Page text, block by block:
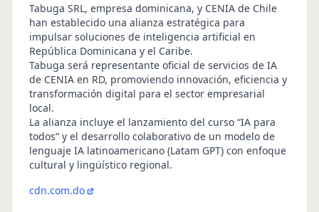
Tabuga SRL, empresa dominicana, y CENIA de Chile
han establecido una alianza estratégica para
impulsar soluciones de inteligencia artificial en
República Dominicana y el Caribe.
Tabuga será representante oficial de servicios de IA
de CENIA en RD, promoviendo innovación, eficiencia y
transformación digital para el sector empresarial
local.
La alianza incluye el lanzamiento del curso “IA para
todos” y el desarrollo colaborativo de un modelo de
lenguaje IA latinoamericano (Latam GPT) con enfoque
cultural y lingüístico regional.
cdn.com.do